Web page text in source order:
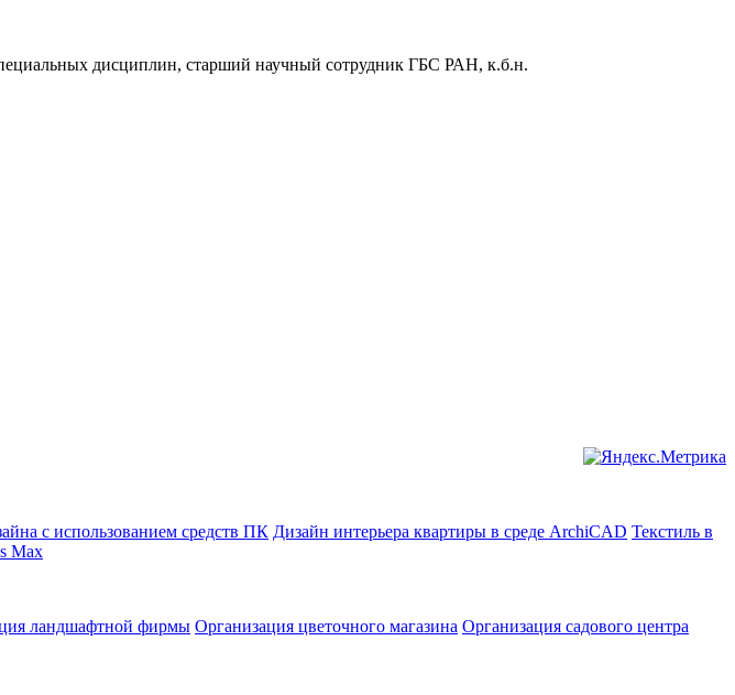
дисциплин, старший научный сотрудник ГБС РАН, к.б.н.
с использованием средств ПК Дизайн интерьера квартиры в среде ArchiCAD Текстиль в
Max
ландшафтной фирмы Организация цветочного магазина Организация садового центра